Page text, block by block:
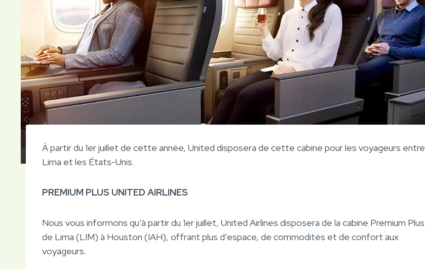
À partir du 1er juillet de cette année, United disposera de cette cabine pour les voyageurs entre
Lima et les États-Unis.
PREMIUM PLUS UNITED AIRLINES
Nous vous informons qu’à partir du 1er juillet, United Airlines disposera de la cabine Premium Plus
de Lima (LIM) à Houston (IAH), offrant plus d’espace, de commodités et de confort aux
voyageurs.